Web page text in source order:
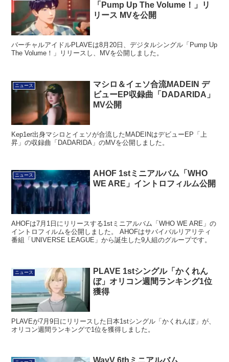
「Pump Up The Volume！」リ
リース MVを公開
バーチャルアイドルPLAVEは8月20日、デジタルシングル「Pump Up
The Volume！」リリースし、MVを公開しました。
ニュース
マシロ＆イェソ合流MADEIN デ
ビューEP収録曲「DADARIDA」
MV公開
Kep1er出身マシロとイェソが合流したMADEINはデビューEP「上
昇」の収録曲「DADARIDA」のMVを公開しました。
ニュース
AHOF 1stミニアルバム「WHO
WE ARE」イントロフィルム公開
AHOFは7月1日にリリースする1stミニアルバム「WHO WE ARE」の
イントロフィルムを公開しました。 AHOFはサバイバルリアリティ
番組「UNIVERSE LEAGUE」から誕生した9人組のグループです。
ニュース
PLAVE 1stシングル「かくれん
ぼ」オリコン週間ランキング1位
獲得
PLAVEが7月9日にリリースした日本1stシングル「かくれんぼ」が、
オリコン週間ランキングで1位を獲得しました。
WayV 6thミニアルバム